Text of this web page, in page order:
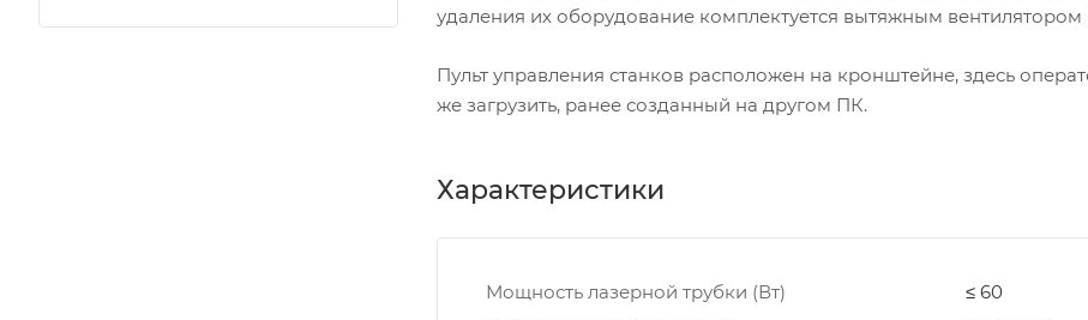
удаления их оборудование комплектуется вытяжным
Пульт управления станков расположен на кронштейне, здесь
же загрузить, ранее созданный на другом ПК.
Характеристики
Мощность лазерной трубки (Вт)
≤ 60